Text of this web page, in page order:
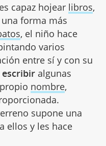
capaz hojear libros,
forma más
, el niño hace
varios
entre sí y con su
escribiralgunas
nombre,
supone una
ellos y les hace